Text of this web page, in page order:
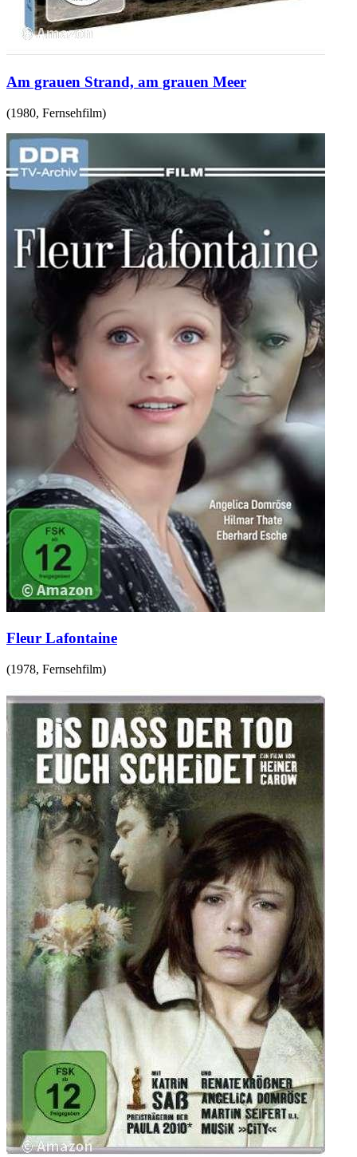
Am grauen Strand, am grauen Meer
(1980, Fernsehfilm)
Fleur Lafontaine
(1978, Fernsehfilm)